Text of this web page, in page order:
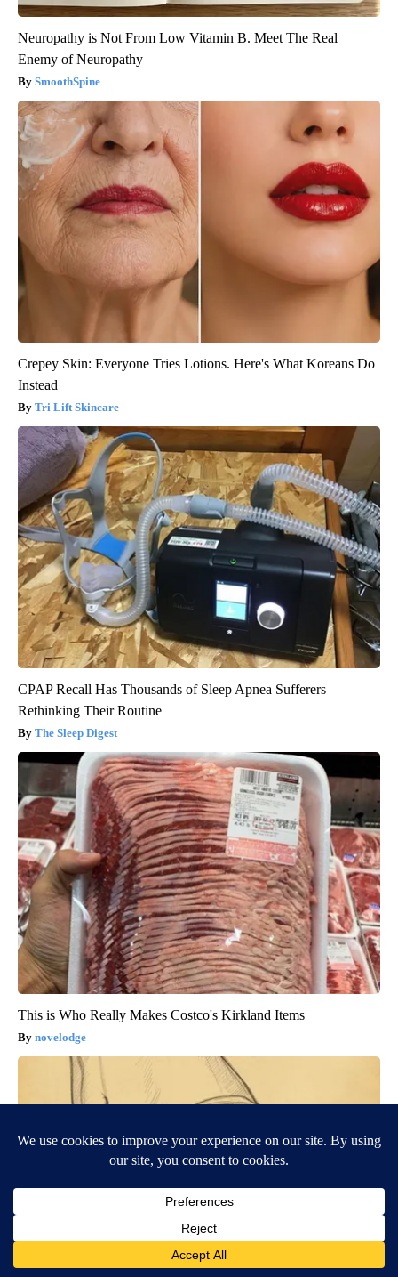
Neuropathy is Not From Low Vitamin B. Meet The Real
Enemy of Neuropathy
SmoothSpine
Crepey Skin: Everyone Tries Lotions. Here's What Koreans Do
Instead
Tri Lift Skincare
CPAP Recall Has Thousands of Sleep Apnea Sufferers
Rethinking Their Routine
The Sleep Digest
This is Who Really Makes Costco's Kirkland Items
novelodge